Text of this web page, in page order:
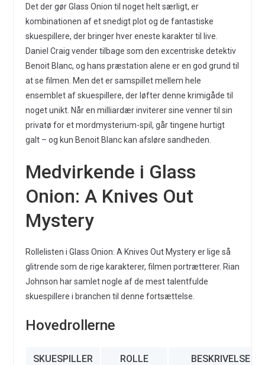
Det der gør Glass Onion til noget helt særligt, er
kombinationen af et snedigt plot og de fantastiske
skuespillere, der bringer hver eneste karakter til live.
Daniel Craig vender tilbage som den excentriske detektiv
Benoit Blanc, og hans præstation alene er en god grund til
at se filmen. Men det er samspillet mellem hele
ensemblet af skuespillere, der løfter denne krimigåde til
noget unikt. Når en milliardær inviterer sine venner til sin
privatø for et mordmysterium-spil, går tingene hurtigt
galt – og kun Benoit Blanc kan afsløre sandheden.
Medvirkende i Glass
Onion: A Knives Out
Mystery
Rollelisten i Glass Onion: A Knives Out Mystery er lige så
glitrende som de rige karakterer, filmen portrætterer. Rian
Johnson har samlet nogle af de mest talentfulde
skuespillere i branchen til denne fortsættelse.
Hovedrollerne
SKUESPILLER ROLLE BESKRIVELSE